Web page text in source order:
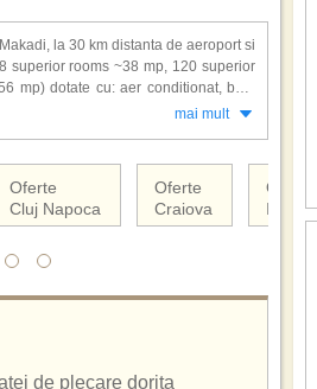
la 30 km distanta de aeroport si
superior rooms ~38 mp, 120 superior
mp) dotate cu: aer conditionat, baie
TV LCD satelit, telefon, facilitati ceai/
plaja, enis de masa, teren de tenis,
mai mult
Oferte
Cluj Napoca
Oferte
Craiova
Oferte
Iasi
de plecare dorita